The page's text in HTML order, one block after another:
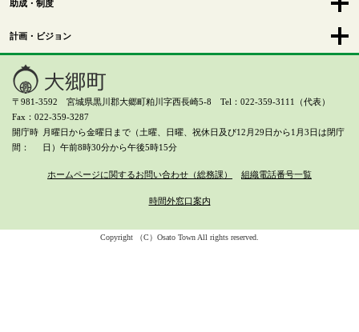
助成・制度
計画・ビジョン
〒981-3592 宮城県黒川郡大郷町粕川字西長崎5-8 Tel：022-359-3111（代表）
Fax：022-359-3287
開庁時
間
月曜日から金曜日まで（土曜、日曜、祝休日及び12月29日から1月3日は閉庁
日） 午前8時30分から午後5時15分
ホームページに関するお問い合わせ（総務課） 組織電話番号一覧
時間外窓口案内
Copyright （C）Osato Town All rights reserved.